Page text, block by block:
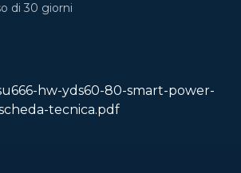
di 30 giorni
hw-yds60-80-smart-power-
tecnica.pdf